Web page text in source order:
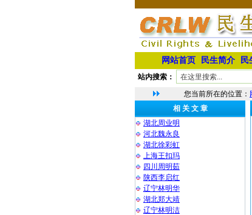
网站首页 民生简介 民
站内搜索：
您当前所在的位置：
相 关 文 章
湖北周业明
河北魏永良
湖北徐彩虹
上海王扣玛
四川周明茹
陕西李启红
辽宁林明华
湖北郑大靖
⁨辽宁林明洁